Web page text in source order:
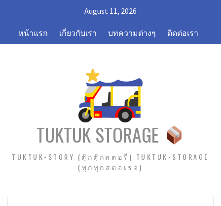
content
August 11, 2026
หน้าแรก เกี่ยวกับเรา บทความต่างๆ ติดต่อเรา
TUKTUK STORAGE
TUKTUK-STORY (ตุ๊กตุ๊กสตอรี่) TUKTUK-STORAGE
(ทุกทุกสตอเรจ)